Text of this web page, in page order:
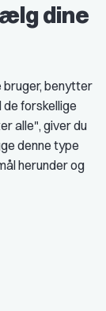
dine
bruger, benytter
de forskellige
alle", giver du
denne type
herunder og